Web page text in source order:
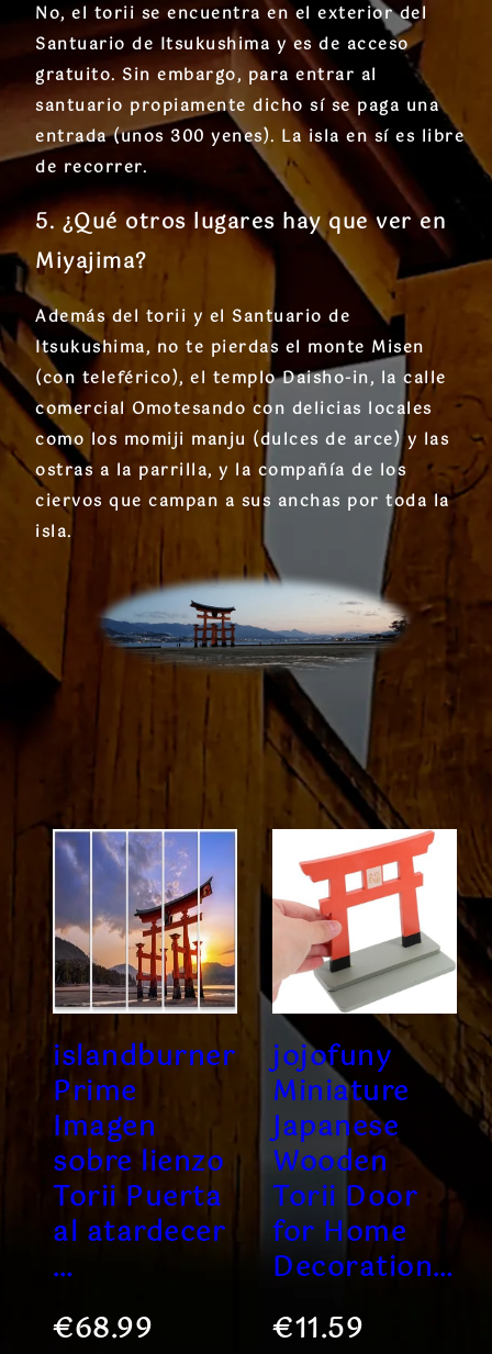
No, el torii se encuentra en el exterior del
Santuario de Itsukushima y es de acceso
gratuito. Sin embargo, para entrar al
santuario propiamente dicho sí se paga una
entrada (unos 300 yenes). La isla en sí es libre
de recorrer.
5. ¿Qué otros lugares hay que ver en
Miyajima?
Además del torii y el Santuario de
Itsukushima, no te pierdas el monte Misen
(con teleférico), el templo Daisho-in, la calle
comercial Omotesando con delicias locales
como los momiji manju (dulces de arce) y las
ostras a la parrilla, y la compañía de los
ciervos que campan a sus anchas por toda la
isla.
islandburner
Prime
Imagen
sobre lienzo
Torii Puerta
al atardecer
…
€68.99
jojofuny
Miniature
Japanese
Wooden
Torii Door
for Home
Decoration…
€11.59